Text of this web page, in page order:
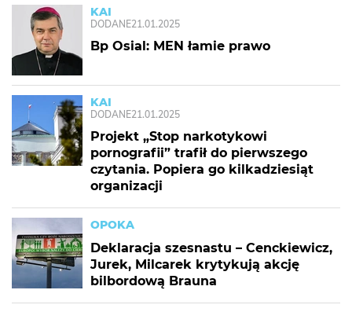
KAI
DODANE21.01.2025
Bp Osial: MEN łamie prawo
KAI
DODANE21.01.2025
Projekt „Stop narkotykowi
pornografii” trafił do pierwszego
czytania. Popiera go kilkadziesiąt
organizacji
OPOKA
Deklaracja szesnastu – Cenckiewicz,
Jurek, Milcarek krytykują akcję
bilbordową Brauna